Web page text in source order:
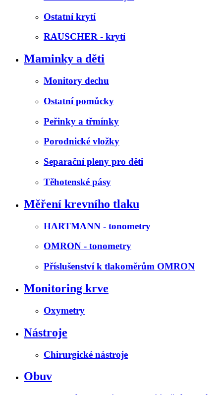
Ostatní krytí
RAUSCHER - krytí
Maminky a děti
Monitory dechu
Ostatní pomůcky
Peřinky a třmínky
Porodnické vložky
Separační pleny pro děti
Těhotenské pásy
Měření krevního tlaku
HARTMANN - tonometry
OMRON - tonometry
Příslušenství k tlakoměrům OMRON
Monitoring krve
Oxymetry
Nástroje
Chirurgické nástroje
Obuv